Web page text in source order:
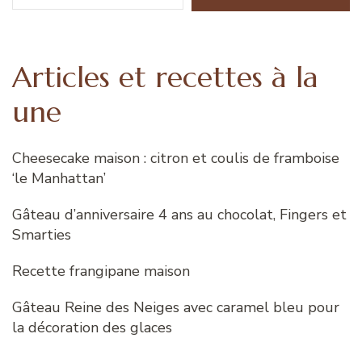
Articles et recettes à la
une
Cheesecake maison : citron et coulis de framboise
‘le Manhattan’
Gâteau d’anniversaire 4 ans au chocolat, Fingers et
Smarties
Recette frangipane maison
Gâteau Reine des Neiges avec caramel bleu pour
la décoration des glaces